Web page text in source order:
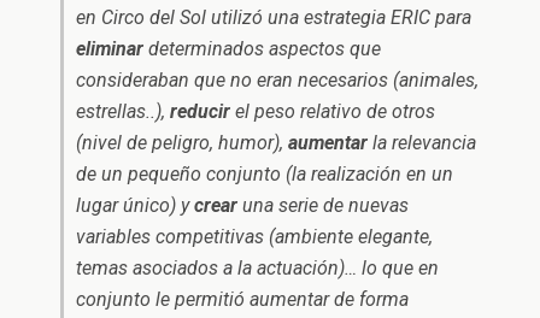
en Circo del Sol utilizó una estrategia ERIC para
eliminar determinados aspectos que
consideraban que no eran necesarios (animales,
estrellas..), reducir el peso relativo de otros
(nivel de peligro, humor), aumentar la relevancia
de un pequeño conjunto (la realización en un
lugar único) ycrear una serie de nuevas
variables competitivas (ambiente elegante,
temas asociados a la actuación)… lo que en
conjunto le permitió aumentar de forma